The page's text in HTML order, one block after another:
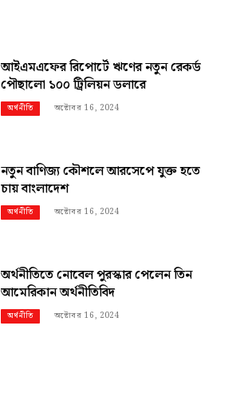
আইএমএফের রিপোর্টে ঋণের নতুন রেকর্ড
পৌছালো ১০০ ট্রিলিয়ন ডলারে
অর্থনীতি অক্টোবর 16, 2024
নতুন বাণিজ্য কৌশলে আরসেপে যুক্ত হতে
চায় বাংলাদেশ
অর্থনীতি অক্টোবর 16, 2024
অর্থনীতিতে নোবেল পুরস্কার পেলেন তিন
আমেরিকান অর্থনীতিবিদ
অর্থনীতি অক্টোবর 16, 2024